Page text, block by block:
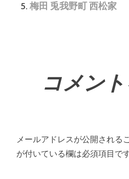
梅田 兎我野町 西松家
コメン
メールアドレスが公開される
が付いている欄は必須項目で